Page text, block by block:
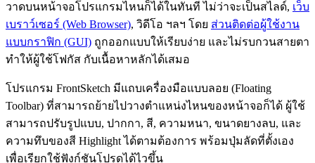
วาดบนหน้าจอโปรแกรมไหนก็ได้ในทันที ไม่ว่าจะเป็นสไลด์, เว็บ
เบราว์เซอร์ (Web Browser), วิดีโอ ฯลฯ โดย ส่วนติดต่อผู้ใช้งาน
แบบกราฟิก (GUI) ถูกออกแบบให้เรียบง่าย และไม่รบกวนสายตา
ทำให้ผู้ใช้โฟกัส กับเนื้อหาหลักได้เสมอ
โปรแกรม FrontSketch มีแถบเครื่องมือแบบลอย (Floating
Toolbar) ที่สามารถย้ายไปวางตำแหน่งไหนของหน้าจอก็ได้ ผู้ใช้
สามารถปรับรูปแบบ, ปากกา, สี, ความหนา, ขนาดยางลบ, และ
ความทึบของสี Highlight ได้ตามต้องการ พร้อมปุ่มลัดที่ตั้งเอง
เพื่อเรียกใช้ฟังก์ชันโปรดได้ไวขึ้น